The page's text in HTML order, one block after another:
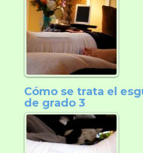
Cómo se trata el
de grado 3